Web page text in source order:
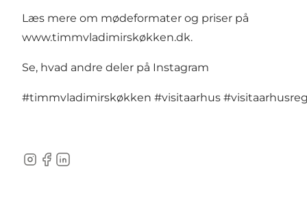
Læs mere om mødeformater og priser på
www.timmvladimirskøkken.dk.
Se, hvad andre deler på Instagram
#timmvladimirskøkken #visitaarhus
Instagram
Facebook
LinkedIn